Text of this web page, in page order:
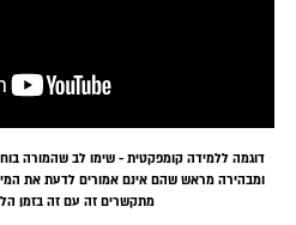
דוגמה ללמידה קומפקטית - שימו לב שהמורה
ומבהירה מראש שהם אינם אמורים לדעת את
מתקשרים זה עם זה בזמן